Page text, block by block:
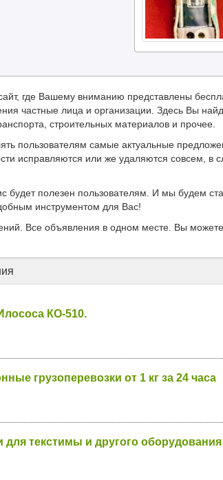
где Вашему вниманию представлены
частные лица и организации. Здесь Вы
строительных материалов и прочее.
пользователям самые актуальные
исправляются или же удаляются совсем, в
будет полезен пользователям. И мы будем
инструментом для Вас!
Все объявления в одном месте. Вы
КО-510.
грузоперевозки от 1 кг за 24 часа
для текстимы и другого